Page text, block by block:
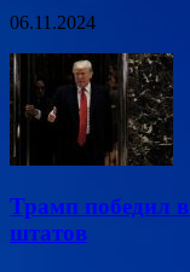
06.11.2024
Трамп победил
штатов